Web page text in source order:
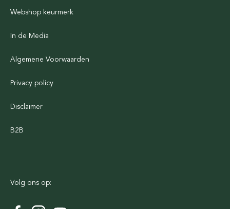
Webshop keurmerk
In de Media
Algemene Voorwaarden
Privacy policy
Disclaimer
B2B
Volg ons op: